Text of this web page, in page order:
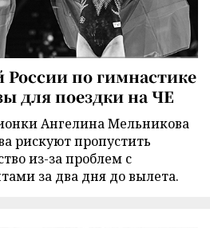
по гимнастике
для поездки на ЧЕ
Ангелина Мельникова
рискуют пропустить
из-за проблем с
за два дня до вылета.